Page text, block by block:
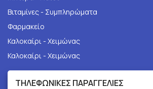
Βιταμίνες - Συμπληρώματα
Φαρμακείο
Καλοκαίρι - Χειμώνας
Καλοκαίρι - Χειμώνας
ΤΗΛΕΦΩΝΙΚΕΣ ΠΑΡΑΓΓΕΛΙΕΣ